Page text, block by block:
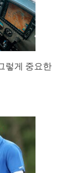
렇게 중요한